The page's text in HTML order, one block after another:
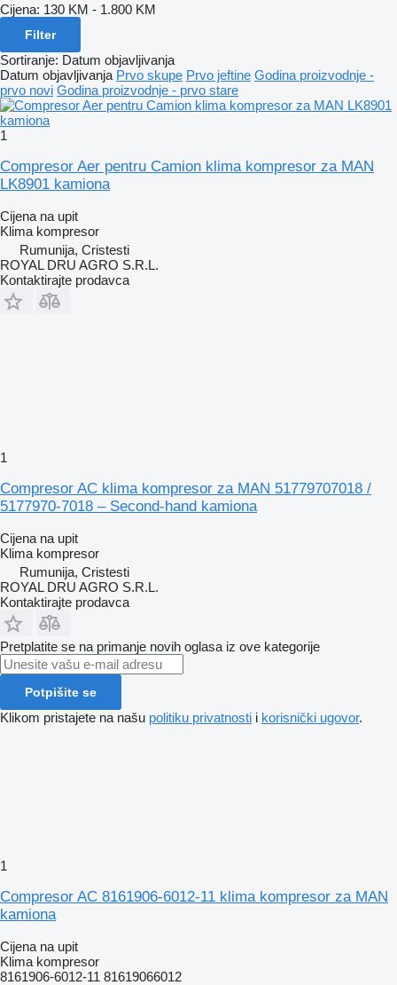
Cijena: 130 KM - 1.800 KM
Filter
Sortiranje: Datum objavljivanja
Datum objavljivanja Prvo skupe Prvo jeftine Godina proizvodnje -
prvo novi Godina proizvodnje - prvo stare
1
Compresor Aer pentru Camion klima kompresor za MAN
LK8901 kamiona
Cijena na upit
Klima kompresor
Rumunija, Cristesti
ROYAL DRU AGRO S.R.L.
Kontaktirajte prodavca
1
Compresor AC klima kompresor za MAN 51779707018 /
5177970-7018 – Second-hand kamiona
Cijena na upit
Klima kompresor
Rumunija, Cristesti
ROYAL DRU AGRO S.R.L.
Kontaktirajte prodavca
Pretplatite se na primanje novih oglasa iz ove kategorije
Potpišite se
Klikom pristajete na našu politiku privatnosti i korisnički ugovor.
1
Compresor AC 8161906-6012-11 klima kompresor za MAN
kamiona
Cijena na upit
Klima kompresor
8161906-6012-11 81619066012